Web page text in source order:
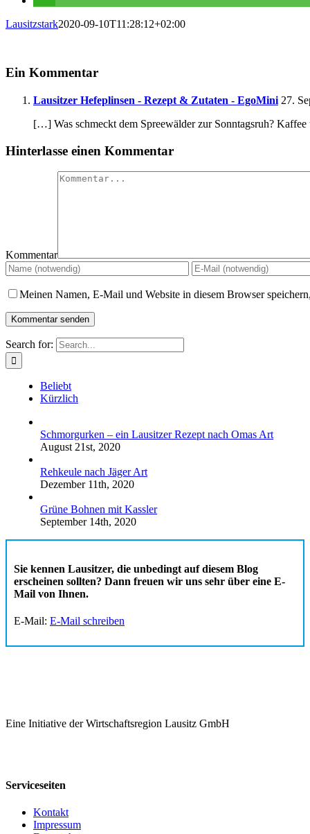
Lausitzstark2020-09-10T11:28:12+02:00
Ein Kommentar
Lausitzer Hefeplinsen - Rezept & Zutaten - EgoMini 27.
[…] Was schmeckt dem Spreewälder zur Sonntagsruh?
Hinterlasse einen Kommentar
Kommentar
Meinen Namen, E-Mail und Website in diesem Browser
Search for:
Beliebt
Kürzlich
Schmorgurken – ein Lausitzer Rezept nach Omas Art
August 21st, 2020
Rehkeule nach Jäger Art
Dezember 11th, 2020
Grüne Bohnen mit Kassler
September 14th, 2020
Sie kennen Lausitzer, die unbedingt auf diesem Blog
erscheinen sollten? Dann freuen wir uns sehr über eine E-
Mail von Ihnen.
E-Mail: E-Mail schreiben
Eine Initiative der Wirtschaftsregion Lausitz GmbH
Serviceseiten
Kontakt
Impressum